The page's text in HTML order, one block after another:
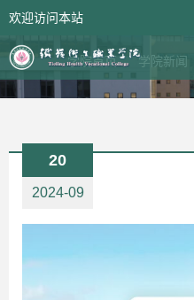
欢迎访问本站
网站首页 领导信箱
学院首页 学院新闻
20
2024-09